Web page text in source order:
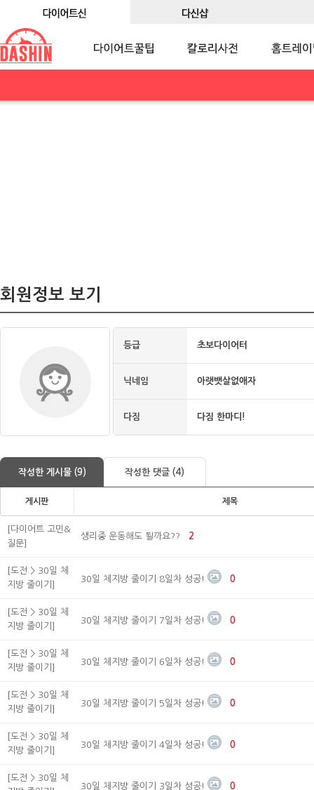
회원정보 보기
등급 초보다이어터
닉네임 아랫뱃살없애자
다짐 다짐 한마디!
작성한 게시물 (9) 작성한 댓글 (4)
게시판 제목
[다이어트 고민&
질문]
생리중 운동해도 될까요?? 2
[도전 > 30일 체
지방 줄이기]
30일 체지방 줄이기 8일차 성공! 0
[도전 > 30일 체
지방 줄이기]
30일 체지방 줄이기 7일차 성공! 0
[도전 > 30일 체
지방 줄이기]
30일 체지방 줄이기 6일차 성공! 0
[도전 > 30일 체
지방 줄이기]
30일 체지방 줄이기 5일차 성공! 0
[도전 > 30일 체
지방 줄이기]
30일 체지방 줄이기 4일차 성공! 0
[도전 > 30일 체
30일 체지방 줄이기 3일차 성공! 0